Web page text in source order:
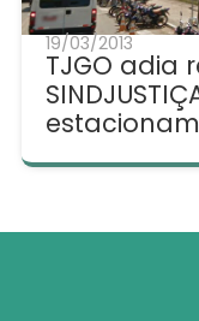
19/03/2013
TJGO adia